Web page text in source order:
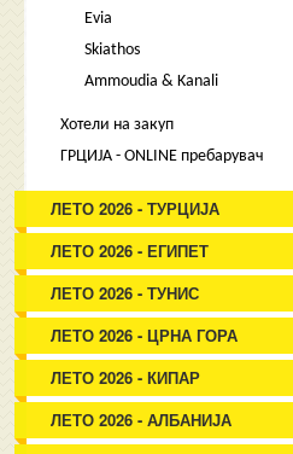
Evia
Skiathos
Ammoudia & Kanali
Хотели на закуп
ГРЦИЈА - ONLINE пребарувач
ЛЕТО 2026 - ТУРЦИЈА
ЛЕТО 2026 - ЕГИПЕТ
ЛЕТО 2026 - ТУНИС
ЛЕТО 2026 - ЦРНА ГОРА
ЛЕТО 2026 - КИПАР
ЛЕТО 2026 - АЛБАНИЈА